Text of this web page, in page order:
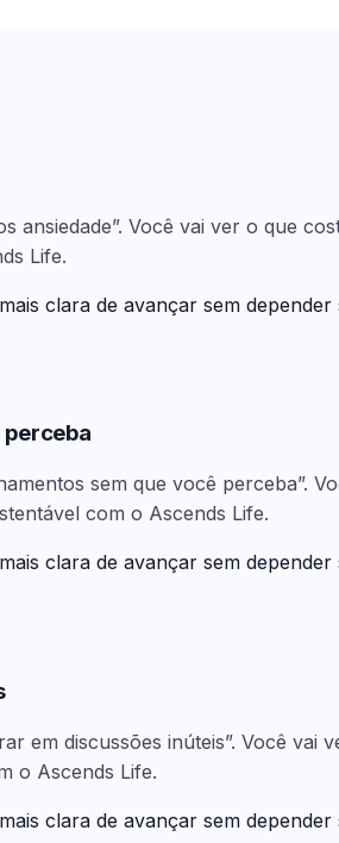
ansiedade”. Você vai ver o que
Life.
clara de avançar sem depender
perceba
sem que você perceba”.
com o Ascends Life.
clara de avançar sem depender
em discussões inúteis”. Você
o Ascends Life.
clara de avançar sem depender